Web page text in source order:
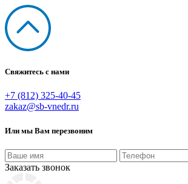
Свяжитесь с нами
+7 (812) 325-40-45
zakaz@sb-vnedr.ru
Или мы Вам перезвоним
Заказать звонок